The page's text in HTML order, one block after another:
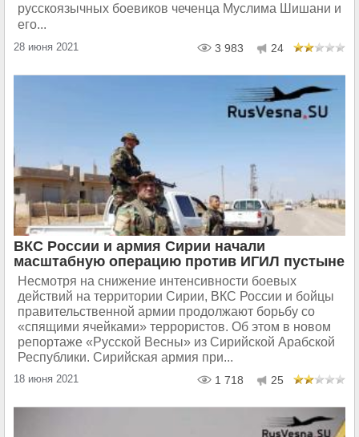
русскоязычных боевиков чеченца Муслима Шишани и
его...
28 июня 2021 3 983 24
ВКС России и армия Сирии начали
масштабную операцию против ИГИЛ пустыне
Несмотря на снижение интенсивности боевых
действий на территории Сирии, ВКС России и бойцы
правительственной армии продолжают борьбу со
«спящими ячейками» террористов. Об этом в новом
репортаже «Русской Весны» из Сирийской Арабской
Республики. Сирийская армия при...
18 июня 2021 1 718 25